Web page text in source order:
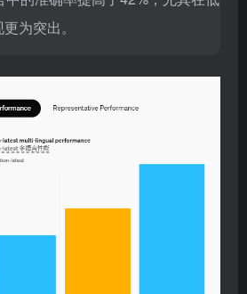
为突出。